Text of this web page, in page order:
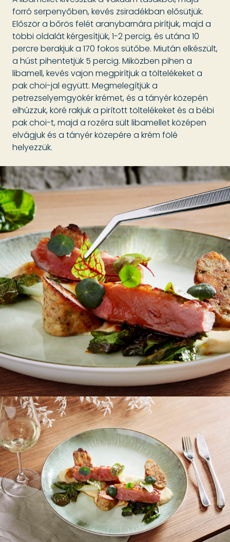
forró serpenyőben, kevés zsiradékban elősütjük.
Először a bőrös felét aranybarnára pirítjuk, majd a
többi oldalát kérgesítjük, 1-2 percig, és utána 10
percre berakjuk a 170 fokos sütőbe. Miután elkészült,
a húst pihentetjük 5 percig. Miközben pihen a
libamell, kevés vajon megpirítjuk a töltelékeket a
pak choi-jal együtt. Megmelegítjük a
petrezselyemgyökér krémet, és a tányér közepén
elhúzzuk, köré rakjuk a pirított töltelékeket és a bébi
pak choi-t, majd a rozéra sült libamellet középen
elvágjuk és a tányér közepére a krém fölé
helyezzük.